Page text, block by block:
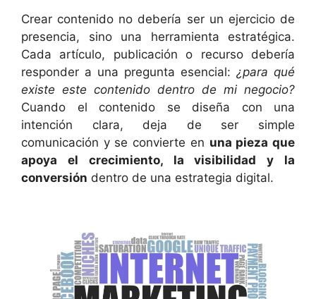
Crear contenido no debería ser un ejercicio de
presencia, sino una herramienta estratégica.
Cada artículo, publicación o recurso debería
responder a una pregunta esencial: ¿para qué
existe este contenido dentro de mi negocio?
Cuando el contenido se diseña con una
intención clara, deja de ser simple
comunicación y se convierte en una pieza que
apoya el crecimiento, la visibilidad y la
conversión dentro de una estrategia digital.